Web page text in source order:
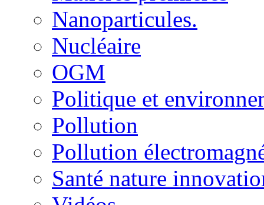
Nanoparticules.
Nucléaire
OGM
Politique et
Pollution
Pollution
Santé nature